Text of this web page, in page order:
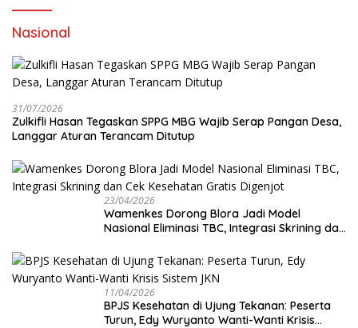
Nasional
31/07/2026
Zulkifli Hasan Tegaskan SPPG MBG Wajib Serap Pangan Desa,
Langgar Aturan Terancam Ditutup
23/04/2026
Wamenkes Dorong Blora Jadi Model
Nasional Eliminasi TBC, Integrasi Skrining dan
11/04/2026
BPJS Kesehatan di Ujung Tekanan: Peserta
Turun, Edy Wuryanto Wanti-Wanti Krisis